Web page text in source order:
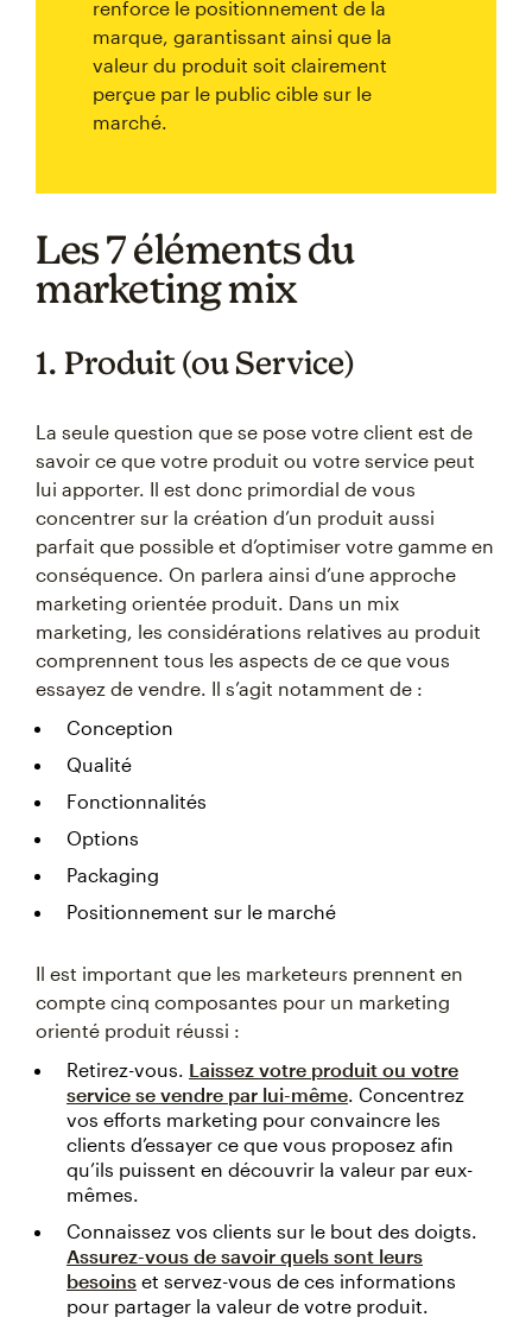
renforce le positionnement de la
marque, garantissant ainsi que la
valeur du produit soit clairement
perçue par le public cible sur le
marché.
Les 7 éléments du
marketing mix
1. Produit (ou Service)
La seule question que se pose votre client est de
savoir ce que votre produit ou votre service peut
lui apporter. Il est donc primordial de vous
concentrer sur la création d’un produit aussi
parfait que possible et d’optimiser votre gamme en
conséquence. On parlera ainsi d’une approche
marketing orientée produit. Dans un mix
marketing, les considérations relatives au produit
comprennent tous les aspects de ce que vous
essayez de vendre. Il s’agit notamment de :
Conception
Qualité
Fonctionnalités
Options
Packaging
Positionnement sur le marché
Il est important que les marketeurs prennent en
compte cinq composantes pour un marketing
orienté produit réussi :
Retirez-vous. Laissez votre produit ou votre
service se vendre par lui-même. Concentrez
vos efforts marketing pour convaincre les
clients d’essayer ce que vous proposez afin
qu’ils puissent en découvrir la valeur par eux-
mêmes.
Connaissez vos clients sur le bout des doigts.
Assurez-vous de savoir quels sont leurs
besoins et servez-vous de ces informations
pour partager la valeur de votre produit.